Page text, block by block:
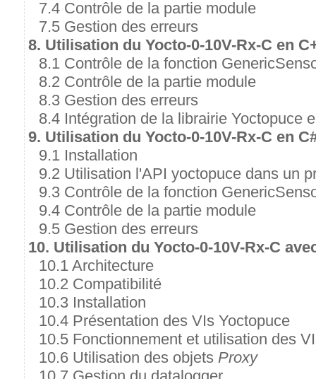
7.4 Contrôle de la partie module
7.5 Gestion des erreurs
8. Utilisation du Yocto-0-10V-Rx-C en
8.1 Contrôle de la fonction
8.2 Contrôle de la partie module
8.3 Gestion des erreurs
8.4 Intégration de la librairie Yoctopuce
9. Utilisation du Yocto-0-10V-Rx-C en
9.1 Installation
9.2 Utilisation l'API yoctopuce dans un
9.3 Contrôle de la fonction
9.4 Contrôle de la partie module
9.5 Gestion des erreurs
10. Utilisation du Yocto-0-10V-Rx-C
10.1 Architecture
10.2 Compatibilité
10.3 Installation
10.4 Présentation des VIs Yoctopuce
10.5 Fonctionnement et utilisation des
10.6 Utilisation des objets Proxy